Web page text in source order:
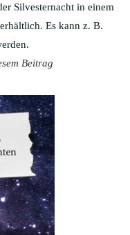
Silvesternacht in einem
Es kann z. B.
Beitrag